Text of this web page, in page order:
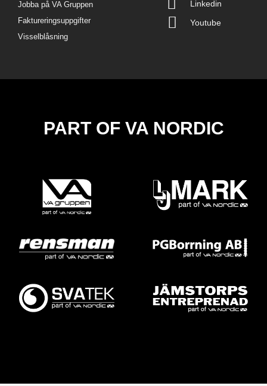
Jobba på VA Gruppen
Faktureringsuppgifter
Visselblåsning
Linkedin
Youtube
PART OF VA NORDIC